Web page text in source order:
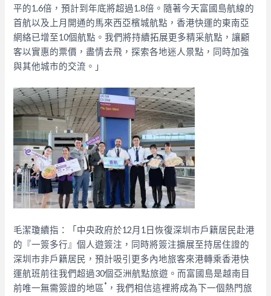
平的1.6倍，預計到年底將超過1.8倍。隨著今天富國島航線的
首航以及上月開通的馬來西亞檳城航點，香港快運的東南亞
網絡已增至10個航點。我們將持續拓展更多精采航點，讓顧
客以實惠的票價，盡情去飛，探索各地迷人景點，同時加強
與其他城市的交流。」
毛潔瓊續指：「中央政府於12月1日恢復深圳市戶籍居民赴港
的『一簽多行』個人遊簽注，同時將簽注擴展至持居住證的
深圳市非戶籍居民，預計吸引更多內地旅客來港轉乘香港快
運航班前往我們超過30個亞洲航點旅遊。而富國島是越南目
前唯一無需簽證的地區* ，我們相信這裡將成為下一個熱門旅